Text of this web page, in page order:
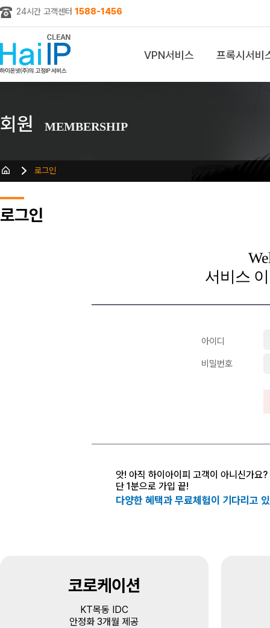
24시간 고객센터 1588-1456
VPN서비스 프록시서비
회원 MEMBERSHIP
로그인
로그인
서비스
아이디
비밀번호
앗! 아직 하이아이피 고객이 아니신가요?
단 1분으로 가입 끝!
다양한 혜택과 무료체험이 기다리고
코로케이션
KT목동 IDC
안정화 3개월 제공